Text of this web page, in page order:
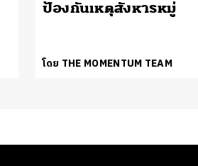
ป้องกันเหตุสังหารหมู่
โดย THE MOMENTUM TEAM